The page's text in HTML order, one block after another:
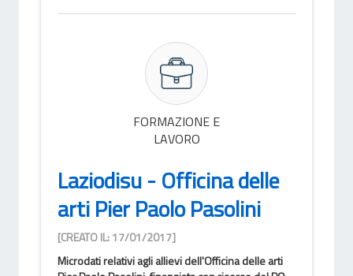
FORMAZIONE E
LAVORO
Laziodisu - Officina delle
arti Pier Paolo Pasolini
[CREATO IL: 17/01/2017]
Microdati relativi agli allievi dell'Officina delle arti